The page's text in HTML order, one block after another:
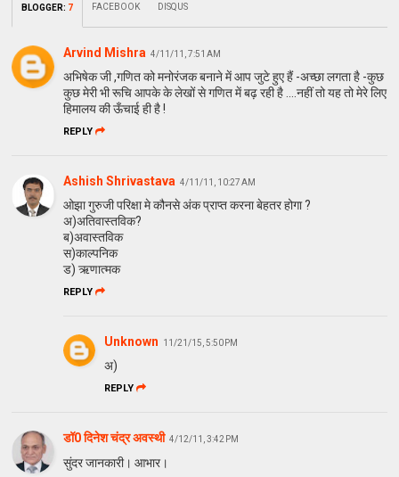
BLOGGER: 7 FACEBOOK DISQUS
Arvind Mishra 4/11/11, 7:51 AM
अभिषेक जी ,गणित को मनोरंजक बनाने में आप जुटे हुए हैं -अच्छा लगता है -कुछ
कुछ मेरी भी रूचि आपके के लेखों से गणित में बढ़ रही है ....नहीं तो यह तो मेरे लिए
हिमालय की ऊँचाई ही है !
REPLY
Ashish Shrivastava 4/11/11, 10:27 AM
ओझा गुरुजी परिक्षा मे कौनसे अंक प्राप्त करना बेहतर होगा ?
अ)अतिवास्तविक?
ब)अवास्तविक
स)काल्पनिक
ड) ऋणात्मक
REPLY
Unknown 11/21/15, 5:50 PM
अ)
REPLY
डॉ0 दिनेश चंद्र अवस्‍थी 4/12/11, 3:42 PM
सुंदर जानकारी। आभार।